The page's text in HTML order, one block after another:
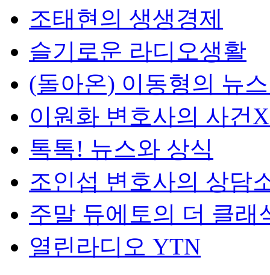
조태현의 생생경제
슬기로운 라디오생활
(돌아온) 이동형의 뉴
이원화 변호사의 사건
톡톡! 뉴스와 상식
조인섭 변호사의 상담
주말 듀에토의 더 클래
열린라디오 YTN